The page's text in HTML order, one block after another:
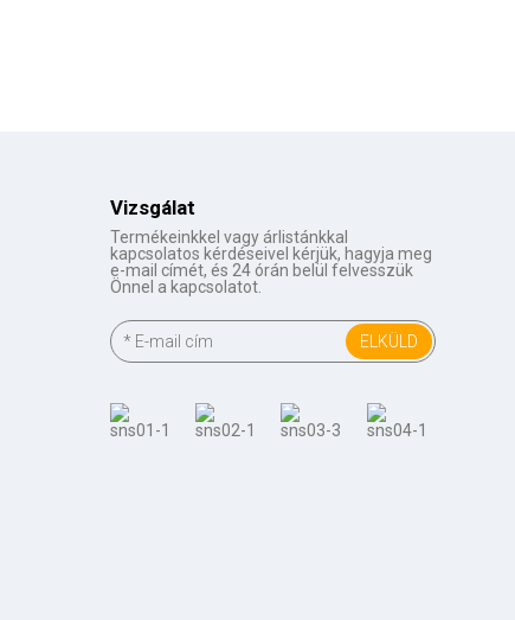
Vizsgálat
Termékeinkkel vagy árlistánkkal
kapcsolatos kérdéseivel kérjük, hagyja meg
e-mail címét, és 24 órán belül felvesszük
Önnel a kapcsolatot.
ELKÜLD